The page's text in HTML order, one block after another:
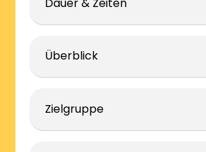
Überblick
Zielgruppe